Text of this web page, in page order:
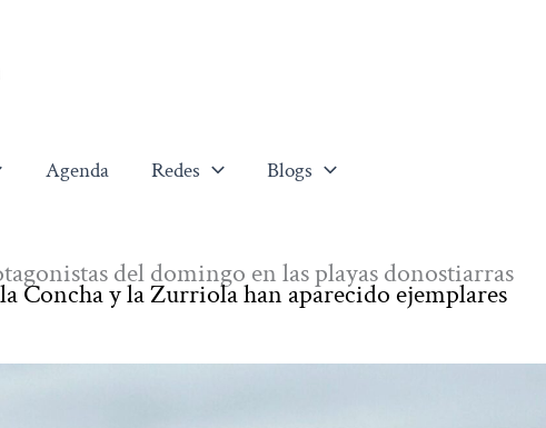
Agenda Redes Blogs
del domingo en las playas donostiarras
Concha y la Zurriola han aparecido ejemplares